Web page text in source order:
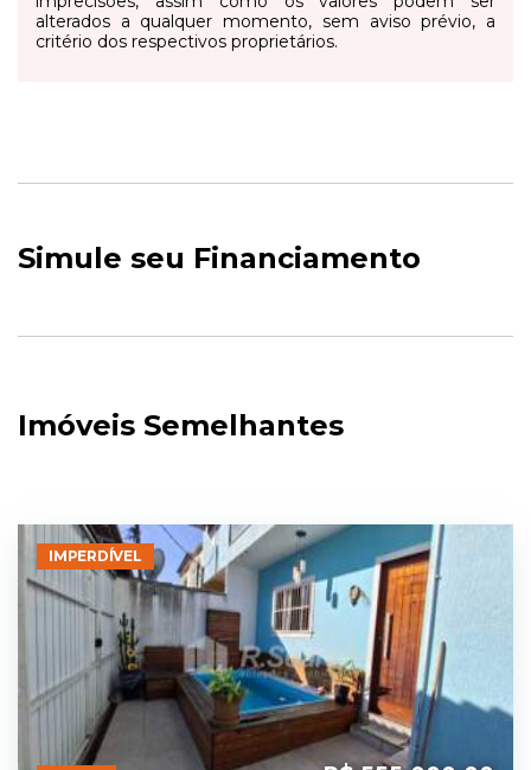
alterados a qualquer momento, sem aviso prévio, a
critério dos respectivos proprietários.
Simule seu Financiamento
Imóveis Semelhantes
IMPERDÍVEL